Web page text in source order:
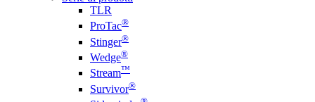
TLR
ProTac®
Stinger®
Wedge®
Stream™
Survivor®